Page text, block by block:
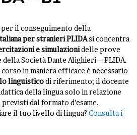
PER
NOI
per il conseguimento della
per stranieri PLIDAsi concentra
e simulazionidelle prove
della Società Dante Alighieri – PLIDA.
in maniera efficace è necessario
linguisticodi riferimento; il docente
della lingua solo in relazione
dal formato d’esame.
il tuo livello di lingua? Consulta i